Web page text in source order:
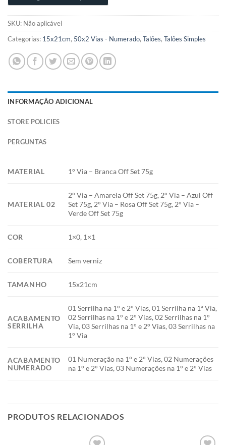
SKU: Não aplicável
Categorias: 15x21cm, 50x2 Vias - Numerado, Talões, Talões Simples
INFORMAÇÃO ADICIONAL
STORE POLICIES
PERGUNTAS
MATERIAL 1° Via – Branca Off Set 75g
MATERIAL 02
2° Via – Amarela Off Set 75g, 2° Via – Azul Off
Set 75g, 2° Via – Rosa Off Set 75g, 2° Via –
Verde Off Set 75g
COR 1×0, 1×1
COBERTURA Sem verniz
TAMANHO 15x21cm
ACABAMENTO
SERRILHA
01 Serrilha na 1° e 2° Vias, 01 Serrilha na 1ª Via,
02 Serrilhas na 1° e 2° Vias, 02 Serrilhas na 1°
Via, 03 Serrilhas na 1° e 2° Vias, 03 Serrilhas na
1° Via
ACABAMENTO
NUMERADO
01 Numeração na 1° e 2° Vias, 02 Numerações
na 1° e 2° Vias, 03 Numerações na 1° e 2° Vias
PRODUTOS RELACIONADOS